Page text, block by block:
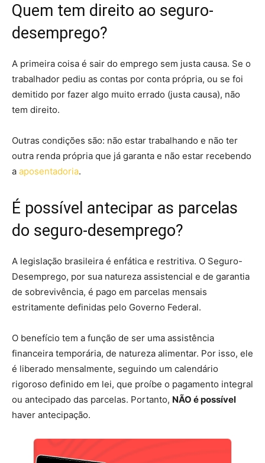
Quem tem direito ao seguro-
desemprego?
A primeira coisa é sair do emprego sem justa causa. Se o
trabalhador pediu as contas por conta própria, ou se foi
demitido por fazer algo muito errado (justa causa), não
tem direito.
Outras condições são: não estar trabalhando e não ter
outra renda própria que já garanta e não estar recebendo
a aposentadoria.
É possível antecipar as parcelas
do seguro-desemprego?
A legislação brasileira é enfática e restritiva. O Seguro-
Desemprego, por sua natureza assistencial e de garantia
de sobrevivência, é pago em parcelas mensais
estritamente definidas pelo Governo Federal.
O benefício tem a função de ser uma assistência
financeira temporária, de natureza alimentar. Por isso, ele
é liberado mensalmente, seguindo um calendário
rigoroso definido em lei, que proíbe o pagamento integral
ou antecipado das parcelas. Portanto, NÃO é possível
haver antecipação.